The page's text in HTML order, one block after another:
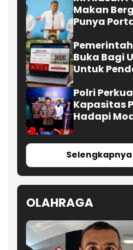
Makan
Punya
SPPG
Buka Bagi
Untuk
Polri
Kapasitas
Hadapi
Selengkapnya
OLAHRAGA